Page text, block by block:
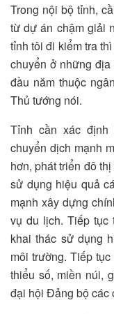
Trong nội bộ tỉnh,
từ dự án chậm giải
tỉnh tôi đi kiểm tra
chuyển ở những
đầu năm thuộc
Thủ tướng nói.
Tỉnh cần xác
chuyển dịch mạnh
hơn, phát triển đô
sử dụng hiệu quả
mạnh xây dựng
vụ du lịch. Tiếp tục
khai thác sử dụng
môi trường. Tiếp
thiểu số, miền núi,
đại hội Đảng bộ các